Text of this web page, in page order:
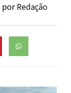
porRedação